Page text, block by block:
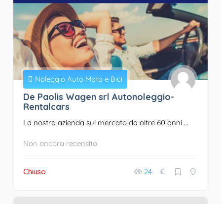
Noleggio Auto Moto e Bici
De Paolis Wagen srl Autonoleggio-
Rentalcars
La nostra azienda sul mercato da oltre 60 anni ...
Non ancora recensito
Chiuso 24 €